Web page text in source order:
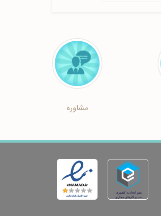
مشاوره